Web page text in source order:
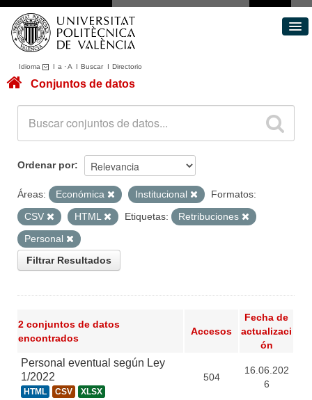
Idioma I a ·A I BuscarI Directorio
Conjuntos de datos
Acerca de
Portal de Transparencia
Conjuntos de datos
Ordenar por
Áreas: Económica Institucional
Formatos:
CSV
HTML Etiquetas:
Retribuciones
Personal
Filtrar Resultados
2 conjuntos de datos
encontrados
Accesos
Fecha de
actualizaci
ón
Personal eventual según Ley
1/2022
HTML CSV XLSX
504
16.06.202
6